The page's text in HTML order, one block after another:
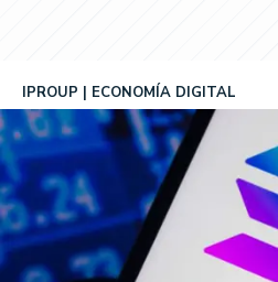
IPROUP ECONOMÍA DIGITAL